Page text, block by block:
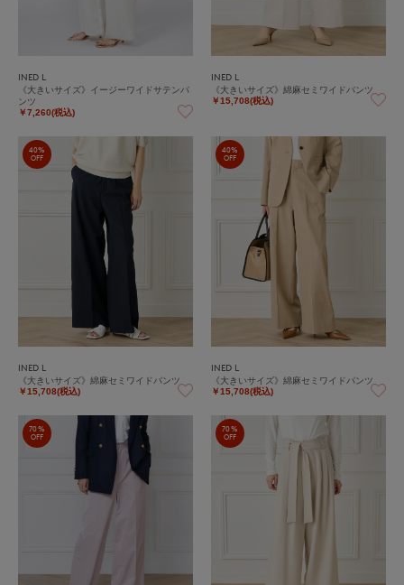
INED L
《大きいサイズ》イージーワイドサテンパ
ンツ
￥7,260(税込)
INED L
《大きいサイズ》綿麻セミワイドパンツ
￥15,708(税込)
40%
OFF
INED L
《大きいサイズ》綿麻セミワイドパンツ
￥15,708(税込)
40%
OFF
INED L
《大きいサイズ》綿麻セミワイドパンツ
￥15,708(税込)
70%
OFF
70%
OFF